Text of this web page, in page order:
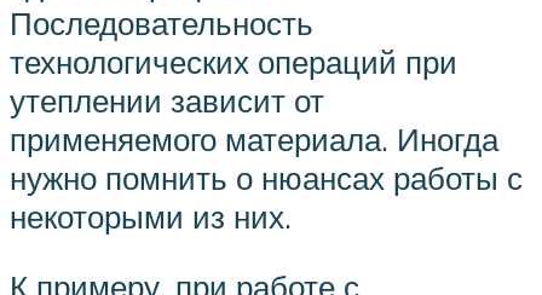
Последовательность
технологических операций при
утеплении зависит от
применяемого материала. Иногда
нужно помнить о нюансах работы с
некоторыми из них.
К примеру, при работе с